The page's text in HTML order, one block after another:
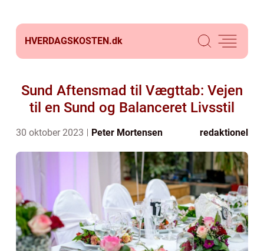
HVERDAGSKOSTEN.dk
Sund Aftensmad til Vægttab: Vejen
til en Sund og Balanceret Livsstil
30 oktober 2023 Peter Mortensen redaktionel